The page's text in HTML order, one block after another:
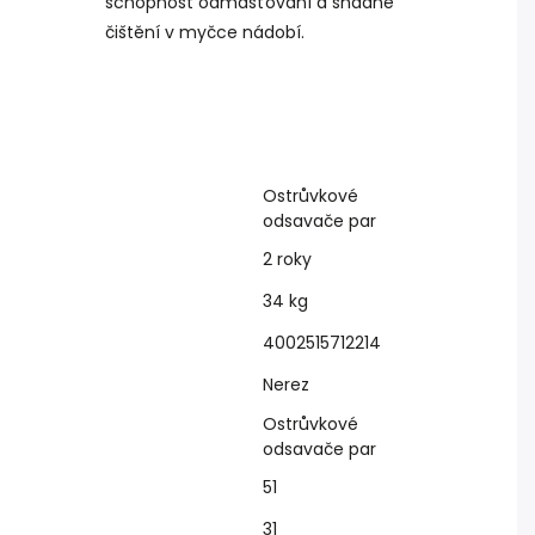
čištění v myčce nádobí.
Ostrůvkové
odsavače par
2 roky
34 kg
4002515712214
Nerez
Ostrůvkové
odsavače par
51
31